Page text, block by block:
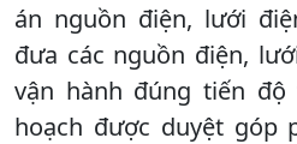
án nguồn điện, lưới
đưa các nguồn điện,
vận hành đúng tiến độ
hoạch được duyệt góp